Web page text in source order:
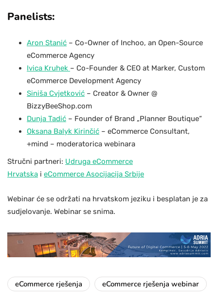
Panelists:
Aron Stanić – Co-Owner of Inchoo, an Open-Source
eCommerce Agency
Ivica Kruhek – Co-Founder & CEO at Marker, Custom
eCommerce Development Agency
Siniša Cvjetković – Creator & Owner @
BizzyBeeShop.com
Dunja Tadić – Founder of Brand „Planner Boutique“
Oksana Balyk Kirinčić – eCommerce Consultant,
+mind – moderatorica webinara
Stručni partneri: Udruga eCommerce
Hrvatska i eCommerce Asocijacija Srbije
Webinar će se održati na hrvatskom jeziku i besplatan je za
sudjelovanje. Webinar se snima.
eCommerce rješenja eCommerce rješenja webinar